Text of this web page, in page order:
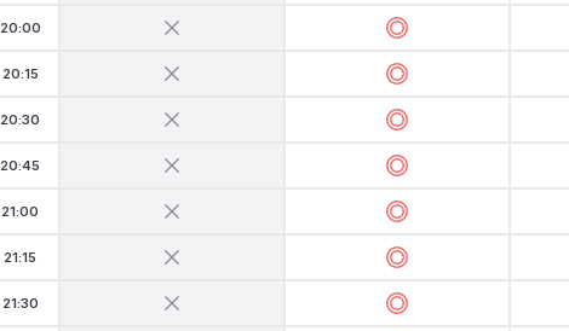
20:00
20:15
20:30
20:45
21:00
21:15
21:30